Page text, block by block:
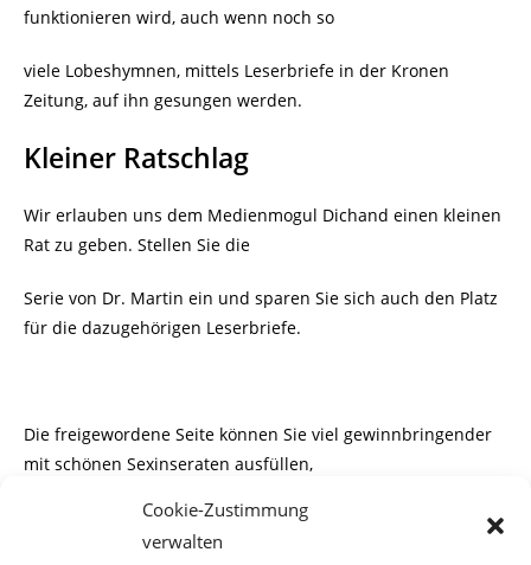
Cookie-Zustimmung
verwalten
funktionieren wird, auch wenn noch so
viele Lobeshymnen, mittels Leserbriefe in der Kronen
Zeitung, auf ihn gesungen werden.
Kleiner Ratschlag
Wir erlauben uns dem Medienmogul Dichand einen kleinen
Rat zu geben. Stellen Sie die
Serie von Dr. Martin ein und sparen Sie sich auch den Platz
für die dazugehörigen Leserbriefe.
Die freigewordene Seite können Sie viel gewinnbringender
mit schönen Sexinseraten ausfüllen,
denn diese bringen nämlich richtig„Zaster“.